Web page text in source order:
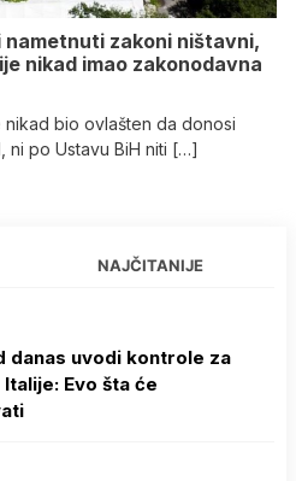
zakoni ništavni,
nikad imao zakonodavna
bio ovlašten da donosi
ni po Ustavu BiH niti […]
NAJČITANIJE
danas uvodi kontrole za
Evo šta će